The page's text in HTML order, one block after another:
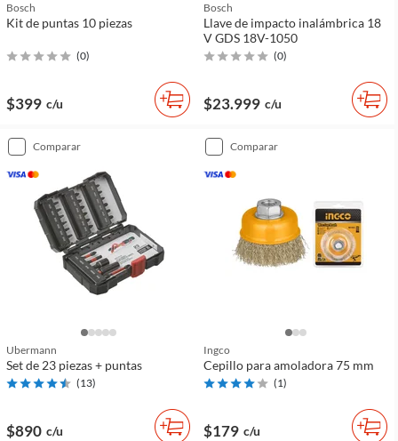
Bosch
Kit de puntas 10 piezas
(0)
$399 c/u
Bosch
Llave de impacto inalámbrica 18
V GDS 18V-1050
(0)
$23.999 c/u
comparar
Ubermann
Set de 23 piezas + puntas
(13)
$890 c/u
comparar
Ingco
Cepillo para amoladora 75 mm
(1)
$179 c/u